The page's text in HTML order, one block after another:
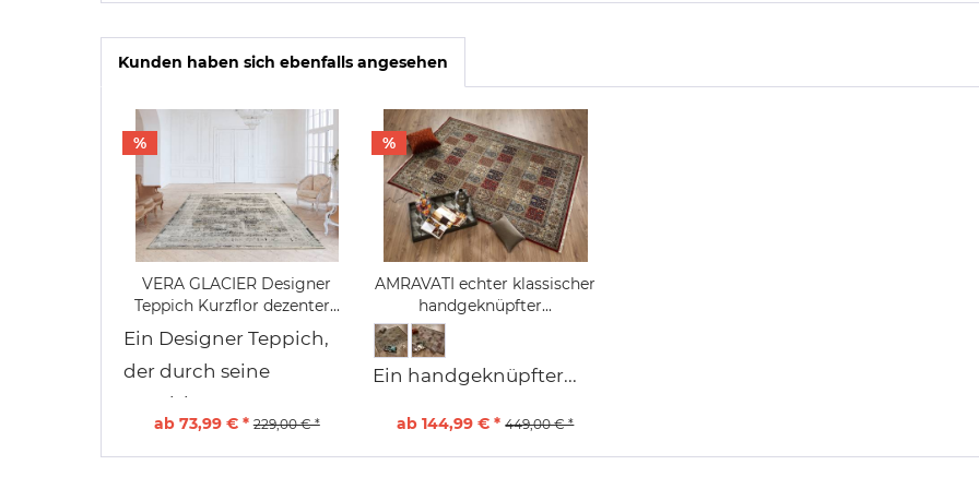
Kunden haben sich ebenfalls angesehen
%
VERA GLACIER Designer
Teppich Kurzflor dezenter...
Ein Designer Teppich,
der durch seine
exquisite...
ab 73,99 € * 229,00 € *
%
AMRAVATI echter klassischer
handgeknüpfter...
Ein handgeknüpfter...
ab 144,99 € * 449,00 € *